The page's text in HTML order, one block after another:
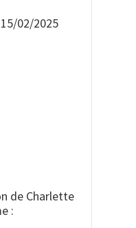
02/2025
de Charlette
: